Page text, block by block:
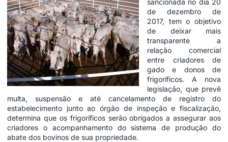
de dezembro de
2017, tem o objetivo
de deixar mais
transparente a
relação comercial
entre criadores de
gado e donos de
frigoríficos. A nova
legislação, que prevê
multa, suspensão e até cancelamento de registro do
estabelecimento junto ao órgão de inspeção e fiscalização,
determina que os frigoríficos serão obrigados a assegurar aos
criadores o acompanhamento do sistema de produção do
abate dos bovinos de sua propriedade.